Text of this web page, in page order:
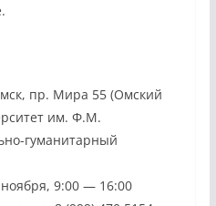
пр. Мира 55 (Омский
им. Ф.М.
гуманитарный
9:00 — 16:00